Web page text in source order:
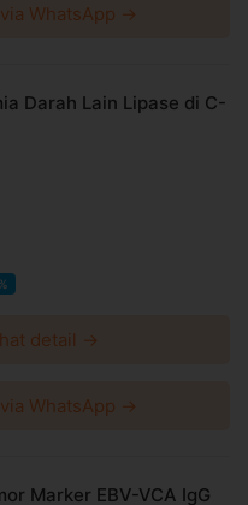
WhatsApp →
Darah Lain Lipase di C-
detail →
WhatsApp →
Marker EBV-VCA IgG